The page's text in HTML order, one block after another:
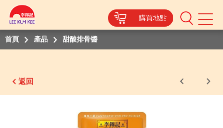
購買地點
Mobile
Menu
首頁
產品 甜酸排骨醬
返回